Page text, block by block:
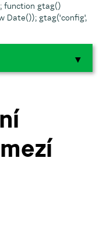
function gtag()
Date()); gtag('config',
▼
▼